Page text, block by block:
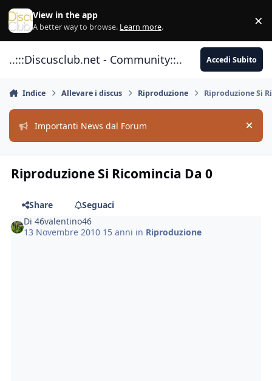
Vai al contenuto
View in the app
A better way to browse. Learn more. ×
..:::Discusclub.net - Community::.. Accedi Subito
Indice Allevare i discus Riproduzione Riproduzione Si
Importanti News dal Forum Hide
Riproduzione Si Ricomincia Da 0
Share
Seguaci
Di46valentino46
13 Novembre 2010 15 anni in Riproduzione